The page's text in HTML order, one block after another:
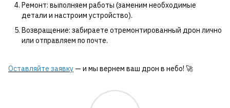
Ремонт: выполняем работы (заменим необходимые
детали и настроим устройство).
Возвращение: забираете отремонтированный дрон лично
или отправляем по почте.
Оставляйте заявку — и мы вернем ваш дрон в небо! 🚀